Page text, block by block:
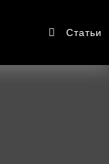
Статьи